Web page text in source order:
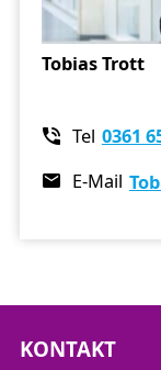
Tobias Trott
Tel 0361
E-Mail
KONTAKT